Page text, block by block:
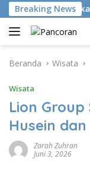
Langsung
ke
konten
Breaking News
Identifikasi 10
Beranda Wisata
Wisata
Lion Group
Husein
Zarah Zuhran
Juni 3, 2026